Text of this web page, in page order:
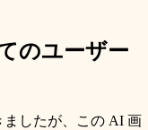
のユーザー
ましたが、この AI 画